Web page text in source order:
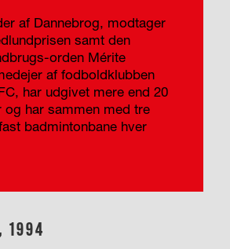
af Dannebrog, modtager
samt den
orden Mérite
af fodboldklubben
har udgivet mere end 20
og har sammen med tre
badmintonbane hver
1994